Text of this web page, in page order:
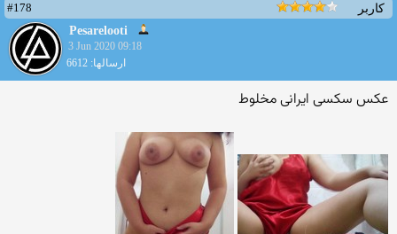
کاربر
#178
Pesarelooti
3 Jun 2020 09:18
ارسالها: 6612
عکس سکسی ایرانی مخلوط